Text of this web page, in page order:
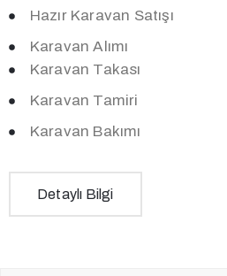
Hazır Karavan Satışı
Karavan Alımı
Karavan Takası
Karavan Tamiri
Karavan Bakımı
Detaylı Bilgi